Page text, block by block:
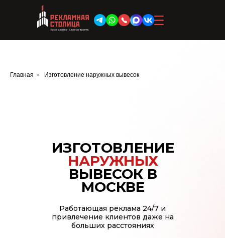
Въездные стелы и въездные
Брендирование строительной
Неоновые вывески
Наружные вывески
Вывески-логотипы
Главная » Изготовление наружных вывесок
ИЗГОТОВЛЕНИЕ
НАРУЖНЫХ
ВЫВЕСОК В
МОСКВЕ
Работающая реклама 24/7 и
привлечение клиентов даже на
больших расстояниях